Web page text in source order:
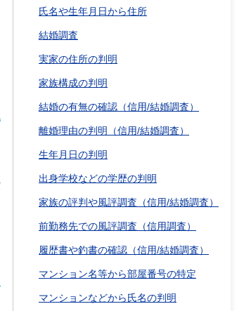
氏名や生年月日から住所
結婚調査
実家の住所の判明
家族構成の判明
結婚の有無の確認（信用/結婚調査）
離婚理由の判明（信用/結婚調査）
生年月日の判明
出身学校などの学歴の判明
家族の評判や風評調査（信用/結婚調査）
前勤務先での風評調査（信用調査）
履歴書や釣書の確認（信用/結婚調査）
マンション名等から部屋番号の特定
マンションなどから氏名の判明